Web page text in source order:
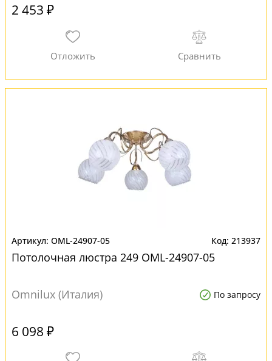
2 453 ₽
OML-24907-05 213937
Потолочная люстра 249 OML-24907-05
Omnilux (Италия) По запросу
6 098 ₽